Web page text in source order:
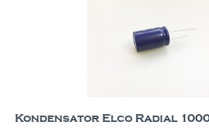
Kondensator Elco Radial 1000